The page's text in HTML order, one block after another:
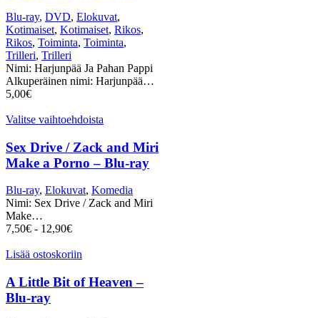
Blu-ray, DVD, Elokuvat,
Kotimaiset, Kotimaiset, Rikos,
Rikos, Toiminta, Toiminta,
Trilleri, Trilleri
Nimi: Harjunpää Ja Pahan Pappi
Alkuperäinen nimi: Harjunpää…
5,00€
Valitse vaihtoehdoista
Sex Drive / Zack and Miri
Make a Porno – Blu-ray
Blu-ray, Elokuvat, Komedia
Nimi: Sex Drive / Zack and Miri
Make…
7,50€ - 12,90€
Lisää ostoskoriin
A Little Bit of Heaven –
Blu-ray